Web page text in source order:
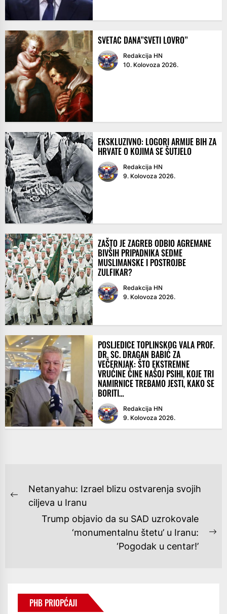
SVETAC DANA”SVETI LOVRO”
Redakcija HN
10. Kolovoza 2026.
EKSKLUZIVNO: LOGORI ARMIJE BIH ZA
HRVATE O KOJIMA SE ŠUTJELO
Redakcija HN
9. Kolovoza 2026.
ZAŠTO JE ZAGREB ODBIO AGREMANE
BIVŠIH PRIPADNIKA SEDME
MUSLIMANSKE I POSTROJBE
ZULFIKAR?
Redakcija HN
9. Kolovoza 2026.
POSLJEDICE TOPLINSKOG VALA PROF.
DR. SC. DRAGAN BABIĆ ZA
VEČERNJAK: ŠTO EKSTREMNE
VRUĆINE ČINE NAŠOJ PSIHI, KOJE TRI
NAMIRNICE TREBAMO JESTI, KAKO SE
BORITI…
Redakcija HN
9. Kolovoza 2026.
NAVIGACIJA
OBJAVA
Previous
Netanyahu: Izrael blizu ostvarenja svojih
ciljeva u Iranu
Trump objavio da su SAD uzrokovale
‘monumentalnu štetu’ u Iranu:
‘Pogodak u centar!’
PHB PRIOPĆAJI